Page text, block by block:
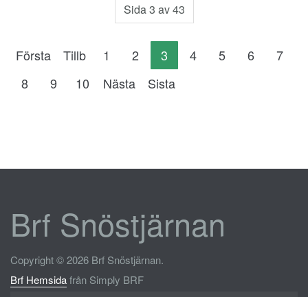
Sida 3 av 43
Första Tillb 1 2 3 4 5 6
7
8
9 10 Nästa Sista
Brf Snöstjärnan
Copyright © 2026 Brf Snöstjärnan.
Brf Hemsidafrån Simply BRF